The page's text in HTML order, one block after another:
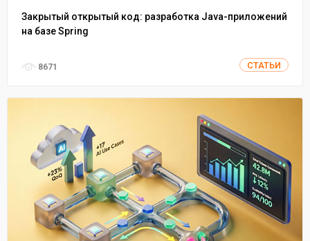
Закрытый открытый код: разработка Java-приложений
на базе Spring
8671 СТАТЬИ